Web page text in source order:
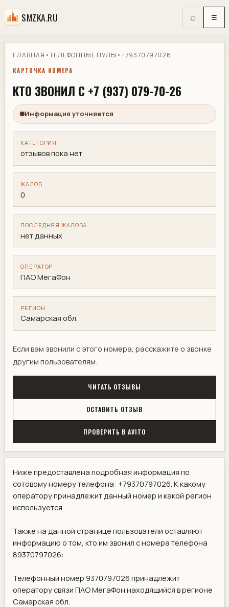
SMZKA.RU ⌕ ☰
ГЛАВНАЯ •ТЕЛЕФОННЫЕ ПУЛЫ •+79370797026
КАРТОЧКА НОМЕРА
КТО ЗВОНИЛ С +7 (937) 079-70-26
Информация уточняется
КАТЕГОРИЯ
отзывов пока нет
ЖАЛОБ
0
ПОСЛЕДНЯЯ ЖАЛОБА
нет данных
ОПЕРАТОР
ПАО МегаФон
РЕГИОН
Самарская обл.
Если вам звонили с этого номера, расскажите о звонке
другим пользователям.
ЧИТАТЬ ОТЗЫВЫ
ОСТАВИТЬ ОТЗЫВ
ПРОВЕРИТЬ В AVITO
Ниже предоставлена подробная информация по
сотовому номеру телефона: +79370797026. К какому
оператору принадлежит данный номер и какой регион
используется.
Также на данной странице пользователи оставляют
информацию о том, кто им звонил с номера телефона
89370797026:
Телефонный номер 9370797026 принадлежит
оператору связи ПАО МегаФон находящийся в регионе
Самарская обл.